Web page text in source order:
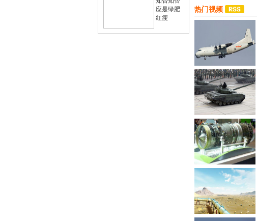
应是绿肥
红瘦
热门视频